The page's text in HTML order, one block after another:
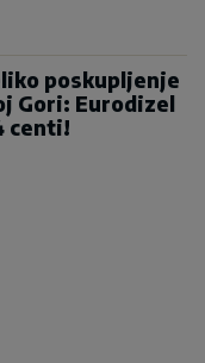
poskupljenje
Gori: Eurodizel
centi!